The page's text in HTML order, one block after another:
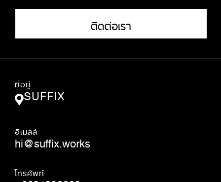
ติดต่อเรา
ที่อยู่
SUFFIX
อีเมลล์
hi@suffix.works
โทรศัพท์